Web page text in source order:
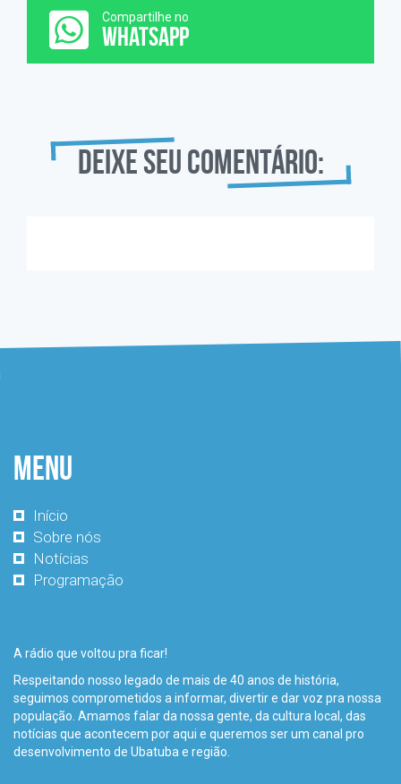
Compartilhe no
WHATSAPP
Deixe seu comentário:
Menu
Início
Sobre nós
Notícias
Programação
A rádio que voltou pra ficar!
Respeitando nosso legado de mais de 40 anos de história,
seguimos comprometidos a informar, divertir e dar voz pra nossa
população. Amamos falar da nossa gente, da cultura local, das
notícias que acontecem por aqui e queremos ser um canal pro
desenvolvimento de Ubatuba e região.